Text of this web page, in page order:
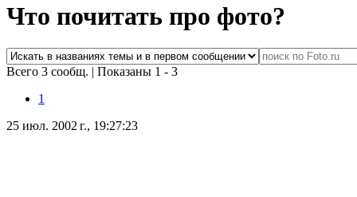
Что почитать про фото?
Всего 3 сообщ. | Показаны 1 - 3
1
25 июл. 2002 г., 19:27:23